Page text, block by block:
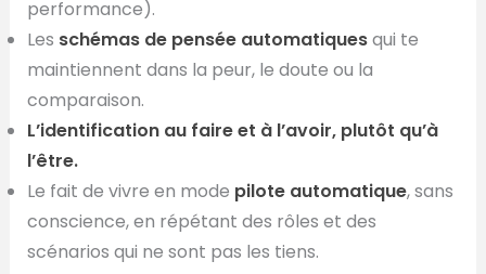
performance).
Les schémas de pensée automatiquesqui te
maintiennent dans la peur, le doute ou la
comparaison.
L’identification au faire et à l’avoir, plutôt qu’à
l’être.
Le fait de vivre en mode pilote automatique, sans
conscience, en répétant des rôles et des
scénarios qui ne sont pas les tiens.